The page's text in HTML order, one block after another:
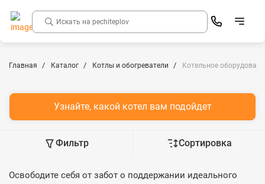
Главная Каталог Котлы и обогреватели Котельное
Узнайте, какой котел вам подойдет
Фильтр Сортировка
Освободите себя от забот о поддержании идеального